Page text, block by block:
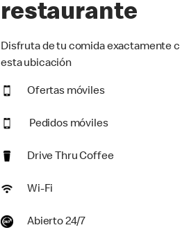
restaurante
Disfruta de tu comida exactamente
esta ubicación
Ofertas móviles
Pedidos móviles
Drive Thru Coffee
Wi-Fi
Abierto 24/7